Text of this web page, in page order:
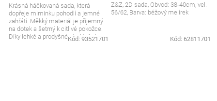
Krásná háčkovaná sada, která
dopřeje miminku pohodlí a jemné
zahřátí. Měkký materiál je příjemný
na dotek a šetrný k citlivé pokožce.
Díky lehké a prodyšné struktuře je
Kód: 93521701
Z&Z, 2D sada, Obvod: 38-40cm, vel.
56/62, Barva: béžový melírek
Kód: 62811701